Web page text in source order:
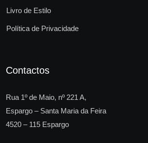
Livro de Estilo
Política de Privacidade
Contactos
Rua 1º de Maio, nº 221 A,
Espargo – Santa Maria da Feira
4520 – 115 Espargo